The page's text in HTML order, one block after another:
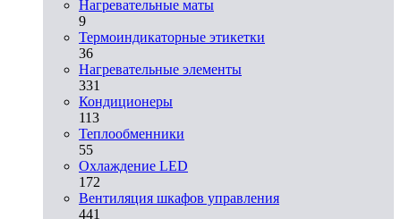
Нагревательные маты
9
Термоиндикаторные этикетки
36
Нагревательные элементы
331
Кондиционеры
113
Теплообменники
55
Охлаждение LED
172
Вентиляция шкафов управления
441